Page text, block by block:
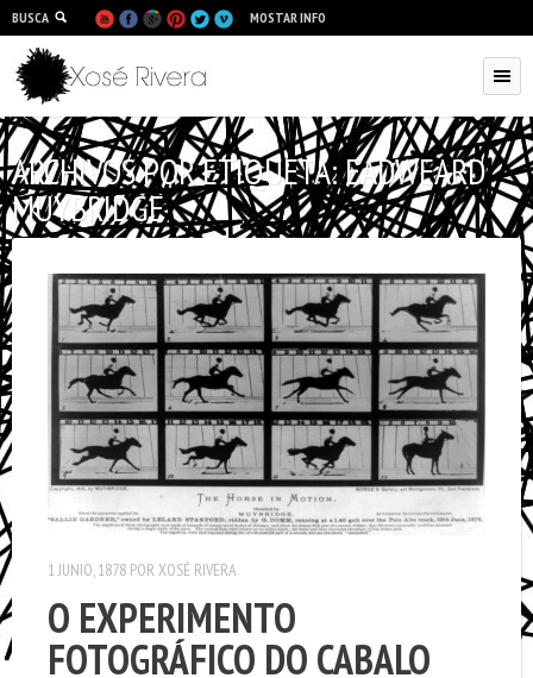
BUSCA MOSTAR INFO
ARCHIVOS POR ETIQUETA:EADWEARD
MUYBRIDGE
1 JUNIO, 1878 PORXOSÉ RIVERA
O EXPERIMENTO
FOTOGRÁFICO DO CABALO